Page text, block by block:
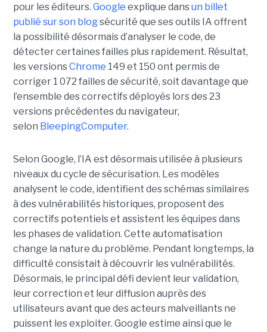
pour les éditeurs. Google explique dansun billet
publié sur son blogsécurité que ses outils IA offrent
la possibilité désormais d’analyser le code, de
détecter certaines failles plus rapidement. Résultat,
les versionsChrome 149 et 150 ont permis de
corriger 1 072 failles de sécurité, soit davantage que
l’ensemble des correctifs déployés lors des 23
versions précédentes du navigateur,
selon BleepingComputer.
Selon Google, l’IA est désormais utilisée à plusieurs
niveaux du cycle de sécurisation. Les modèles
analysent le code, identifient des schémas similaires
à des vulnérabilités historiques, proposent des
correctifs potentiels et assistent les équipes dans
les phases de validation. Cette automatisation
change la nature du problème. Pendant longtemps, la
difficulté consistait à découvrir les vulnérabilités.
Désormais, le principal défi devient leur validation,
leur correction et leur diffusion auprès des
utilisateurs avant que des acteurs malveillants ne
puissent les exploiter. Google estime ainsi que le